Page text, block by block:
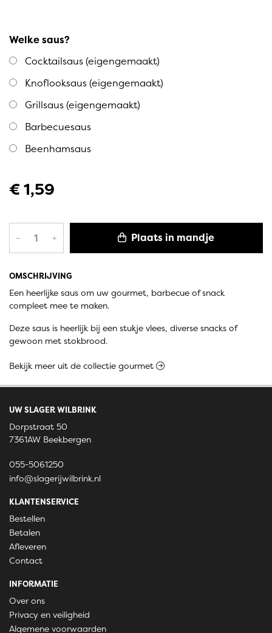
OMSCHRIJVING
Een heerlijke saus om uw gourmet, barbecue of snack
compleet mee te maken.
Deze saus is heerlijk bij een stukje vlees, diverse snacks of
gewoon met stokbrood.
Welke saus?
Cocktailsaus (eigengemaakt)
Knoflooksaus (eigengemaakt)
Grillsaus (eigengemaakt)
Barbecuesaus
Beenhamsaus
€ 1,59
– + Plaats in mandje
Bekijk meer uit de collectie gourmet
UW SLAGER WILBRINK
Dorpstraat 50
7361AW Beekbergen
055-5061250
info@slagerijwilbrink.nl
KLANTENSERVICE
Bestellen
Betalen
Afleveren
Contact
INFORMATIE
Over ons
Privacy en veiligheid
Algemene voorwaarden